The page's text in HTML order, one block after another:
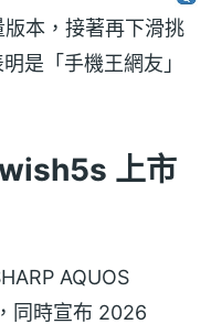
本，接著再下滑挑
是「手機王網友」
上市
AQUOS
同時宣布 2026